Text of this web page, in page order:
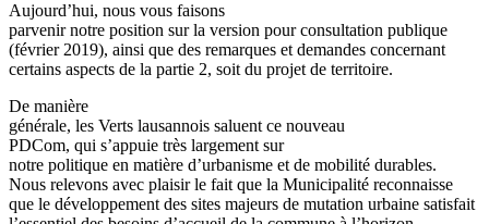
Aujourd’hui, nous vous faisons
parvenir notre position sur la version pour consultation publique
(février 2019), ainsi que des remarques et demandes concernant
certains aspects de la partie 2, soit du projet de territoire.
De manière
générale, les Verts lausannois saluent ce nouveau
PDCom, qui s’appuie très largement sur
notre politique en matière d’urbanisme et de mobilité durables.
Nous relevons avec plaisir le fait que la Municipalité reconnaisse
que le développement des sites majeurs de mutation urbaine satisfait